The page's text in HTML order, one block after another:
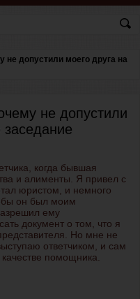
не допустили моего друга на
не допустили
заседание
когда бывшая
и алименты. Я привел с
юристом, и немного
он был моим
ему
документ о том, что я
Но мне не
ответчиком, и сам
помощника.